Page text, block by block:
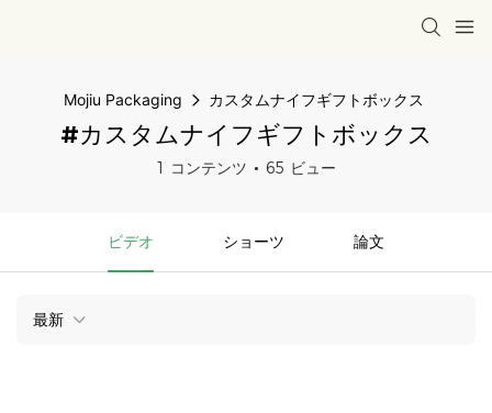
Mojiu Packaging カスタムナイフギフトボックス
#カスタムナイフギフトボックス
1 コンテンツ 65 ビュー
ビデオ ショーツ 論文
最新